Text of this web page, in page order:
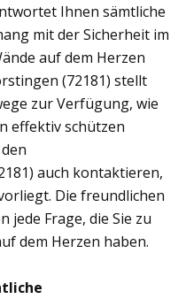
Ihnen sämtliche
mit der Sicherheit im
auf dem Herzen
(72181) stellt
zur Verfügung, wie
effektiv schützen
auch kontaktieren,
Die freundlichen
Frage, die Sie zu
dem Herzen haben.